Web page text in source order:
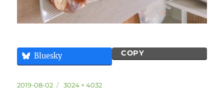
Bluesky COPY
投
2019-08-02
フ
3024 × 4032